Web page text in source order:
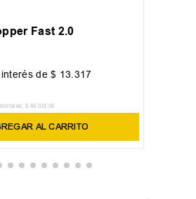
Fast 2.0
interés de$ 13 317
$ 66.033 ,06
AL CARRITO